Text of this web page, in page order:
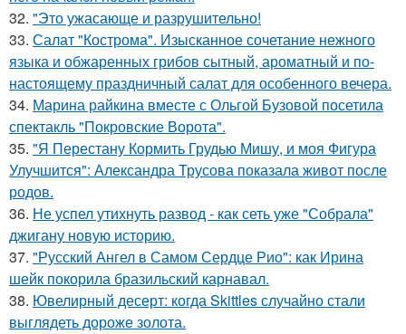
32. "Это ужасающе и разрушительно!
33. Салат "Кострома". Изысканное сочетание нежного
языка и обжаренных грибов сытный, ароматный и по-
настоящему праздничный салат для особенного вечера.
34. Марина райкина вместе с Ольгой Бузовой посетила
спектакль "Покровские Ворота".
35. "Я Перестану Кормить Грудью Мишу, и моя Фигура
Улучшится": Александра Трусова показала живот после
родов.
36. Не успел утихнуть развод - как сеть уже "Собрала"
джигану новую историю.
37. "Русский Ангел в Самом Сердце Рио": как Ирина
шейк покорила бразильский карнавал.
38. Ювелирный десерт: когда Skittles случайно стали
выглядеть дороже золота.